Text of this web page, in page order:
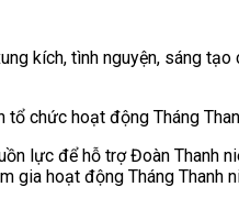
kích, tình nguyện, sáng
chức hoạt động Tháng
lực để hỗ trợ Đoàn Thanh
gia hoạt động Tháng Thanh